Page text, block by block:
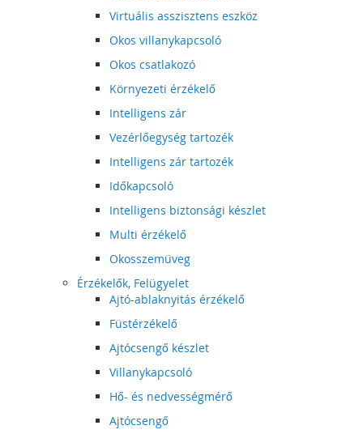
Virtuális asszisztens eszköz
Okos villanykapcsoló
Okos csatlakozó
Környezeti érzékelő
Intelligens zár
Vezérlőegység tartozék
Intelligens zár tartozék
Időkapcsoló
Intelligens biztonsági készlet
Multi érzékelő
Okosszemüveg
Érzékelők, Felügyelet
Ajtó-ablaknyitás érzékelő
Füstérzékelő
Ajtócsengő készlet
Villanykapcsoló
Hő- és nedvességmérő
Ajtócsengő